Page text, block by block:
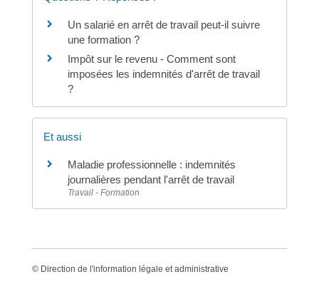
Un salarié en arrêt de travail peut-il suivre
une formation ?
Impôt sur le revenu - Comment sont
imposées les indemnités d'arrêt de travail
?
Et aussi
Maladie professionnelle : indemnités
journalières pendant l'arrêt de travail
Travail - Formation
© Direction de l'information légale et administrative